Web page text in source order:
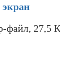
экран
файл, 27,5